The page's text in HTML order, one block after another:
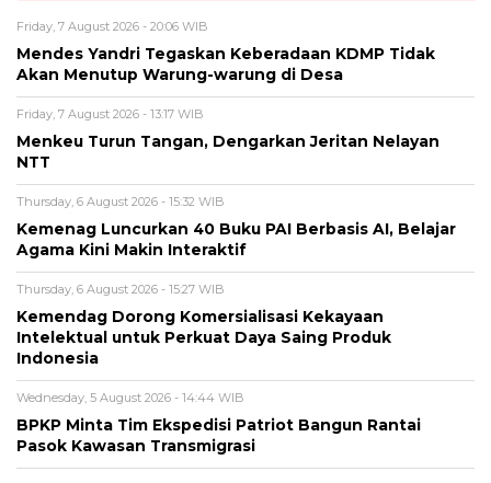
Friday, 7 August 2026 - 20:06 WIB
Mendes Yandri Tegaskan Keberadaan KDMP Tidak
Akan Menutup Warung-warung di Desa
Friday, 7 August 2026 - 13:17 WIB
Menkeu Turun Tangan, Dengarkan Jeritan Nelayan
NTT
Thursday, 6 August 2026 - 15:32 WIB
Kemenag Luncurkan 40 Buku PAI Berbasis AI, Belajar
Agama Kini Makin Interaktif
Thursday, 6 August 2026 - 15:27 WIB
Kemendag Dorong Komersialisasi Kekayaan
Intelektual untuk Perkuat Daya Saing Produk
Indonesia
Wednesday, 5 August 2026 - 14:44 WIB
BPKP Minta Tim Ekspedisi Patriot Bangun Rantai
Pasok Kawasan Transmigrasi